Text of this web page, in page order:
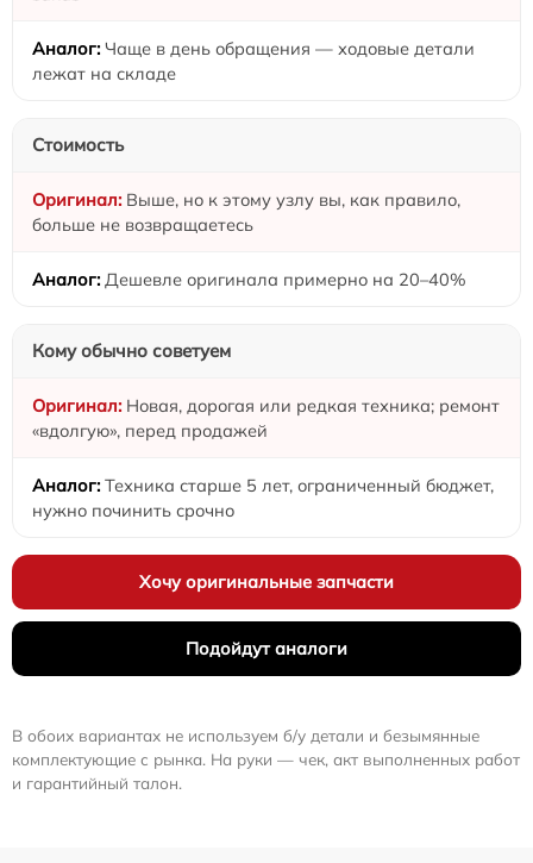
Чаще в день обращения — ходовые детали
лежат на складе
Стоимость
Выше, но к этому узлу вы, как правило,
больше не возвращаетесь
Дешевле оригинала примерно на 20–40%
Кому обычно советуем
Новая, дорогая или редкая техника; ремонт
«вдолгую», перед продажей
Техника старше 5 лет, ограниченный бюджет,
нужно починить срочно
Хочу оригинальные запчасти
Подойдут аналоги
В обоих вариантах не используем б/у детали и безымянные
комплектующие с рынка. На руки — чек, акт выполненных работ
и гарантийный талон.